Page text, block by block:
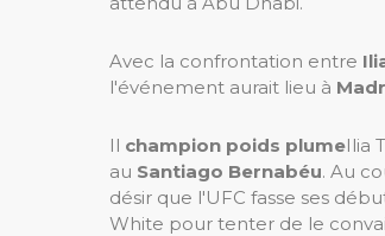
Avec la confrontation entre
l'événement aurait lieu à
Il champion poids plumeIlia
au Santiago Bernabéu. Au
désir que l'UFC fasse ses
White pour tenter de le